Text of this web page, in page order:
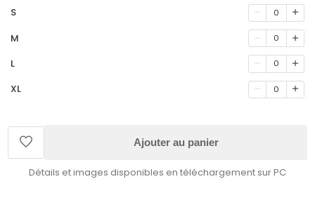
S 0
M 0
L 0
XL 0
Ajouter au panier
Détails et images disponibles en téléchargement sur PC